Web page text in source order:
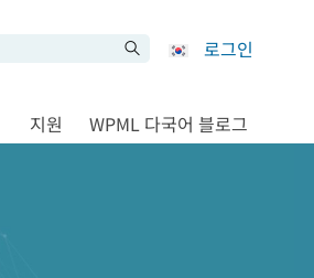
로그인
지원 WPML 다국어 블로그